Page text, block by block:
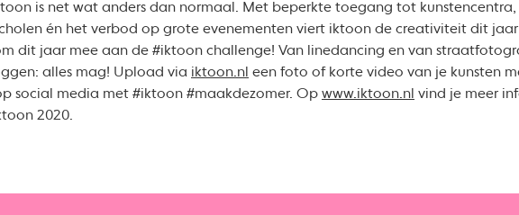
is net wat anders dan normaal. Met beperkte toegang tot kunstencentra,
én het verbod op grote evenementen viert iktoon de creativiteit dit
dit jaar mee aan de #iktoon challenge! Van linedancing en van
alles mag! Upload via iktoon.nl een foto of korte video van je kunsten
social media met #iktoon #maakdezomer. Op www.iktoon.nl vind je meer
2020.